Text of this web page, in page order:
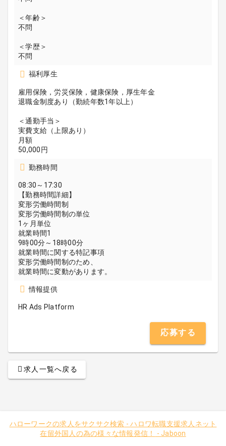
＜年齢＞
不問
＜学歴＞
不問
福利厚生
雇用保険，労災保険，健康保険，厚生年金
退職金制度あり（勤続年数1年以上）
＜通勤手当＞
実費支給（上限あり）
月額
50,000円
勤務時間
08:30～17:30
【勤務時間詳細】
変形労働時間制
変形労働時間制の単位
1ヶ月単位
就業時間1
9時00分～18時00分
就業時間に関する特記事項
変形労働時間制のため、
就業時間に変動があります。
情報提供
HR Ads Platform
応募する
求人一覧へ戻る
ハローワークの求人をサクサク検索 -ハロワ転職支援求人ネット
在留外国人の為の様々な情報発信！
- Jaboon